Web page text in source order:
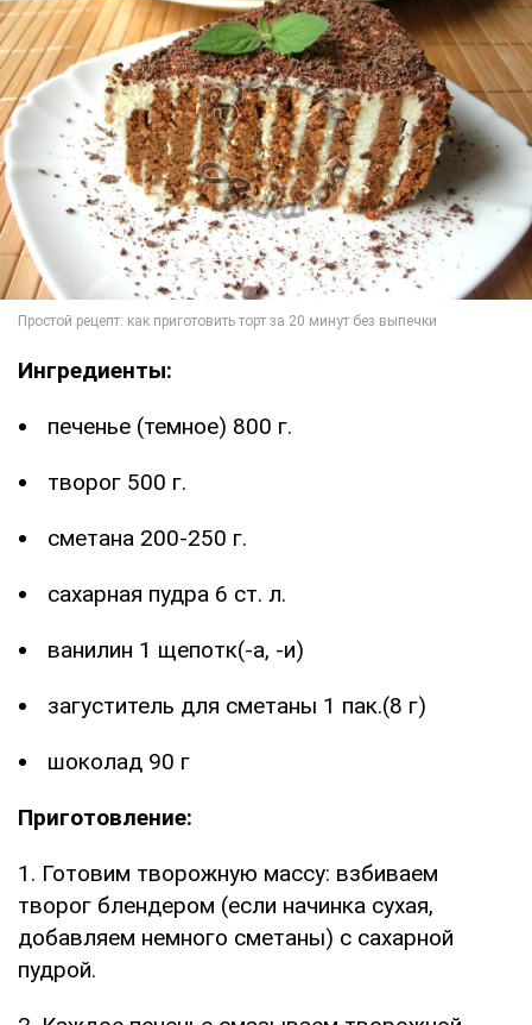
Ингредиенты:
печенье (темное) 800 г.
творог 500 г.
сметана 200-250 г.
сахарная пудра 6 ст. л.
ванилин 1 щепотк(-а, -и)
загуститель для сметаны 1 пак.(8 г)
шоколад 90 г
Приготовление:
1. Готовим творожную массу: взбиваем
творог блендером (если начинка сухая,
добавляем немного сметаны) с сахарной
пудрой.